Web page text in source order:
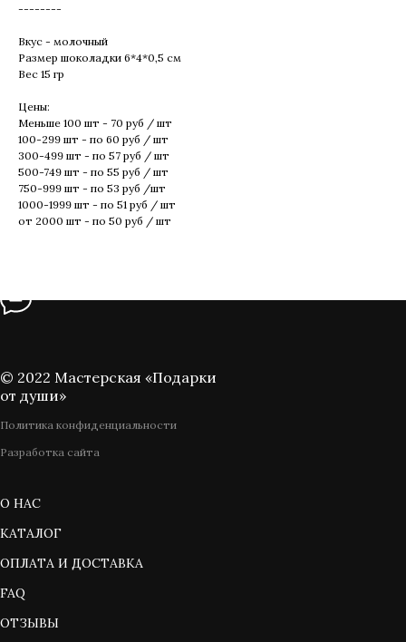
--------
Вкус - молочный
Размер шоколадки 6*4*0,5 см
Вес 15 гр
Цены:
Меньше 100 шт - 70 руб / шт
100-299 шт - по 60 руб / шт
300-499 шт - по 57 руб / шт
500-749 шт - по 55 руб / шт
750-999 шт - по 53 руб /шт
1000-1999 шт - по 51 руб / шт
от 2000 шт - по 50 руб / шт
© 2022 Мастерская «Подарки
от души»
Политика конфиденциальности
Разработка сайта
О НАС
КАТАЛОГ
ОПЛАТА И ДОСТАВКА
FAQ
ОТЗЫВЫ